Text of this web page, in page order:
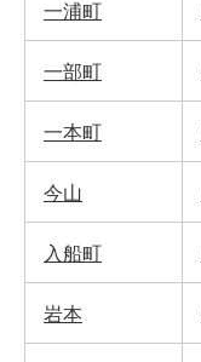
一浦町
一部町
一本町
今山
入船町
岩本